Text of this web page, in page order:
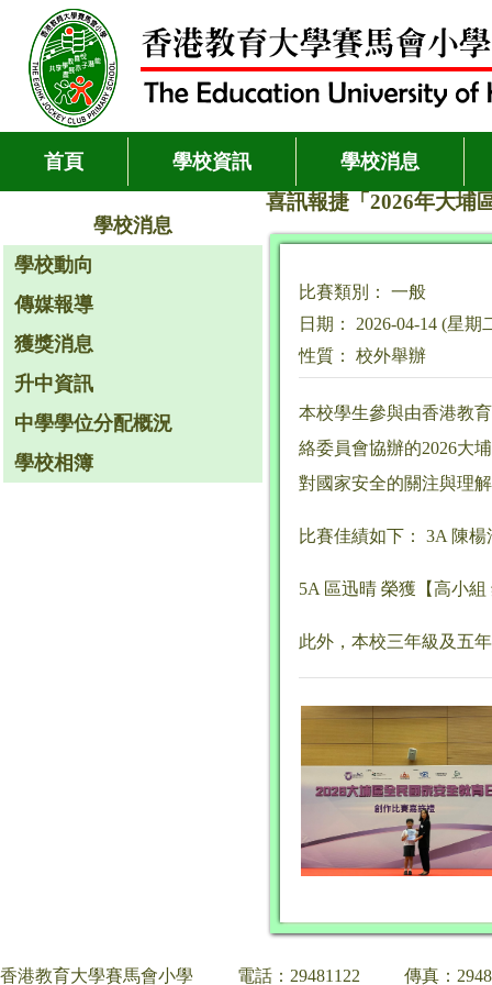
首頁 學校資訊 學校消息
學校消息
學校動向
傳媒報導
獲獎消息
升中資訊
中學學位分配概況
學校相簿
喜訊報捷「2026年大埔
比賽類別： 一般
日期： 2026-04-14 (星期
性質： 校外舉辦
本校學生參與由香港教
絡委員會協辦的2026大
對國家安全的關注與理
比賽佳績如下： 3A 陳
5A 區迅晴 榮獲【高小
此外，本校三年級及五
香港教育大學賽馬會小學 電話：29481122 傳真：